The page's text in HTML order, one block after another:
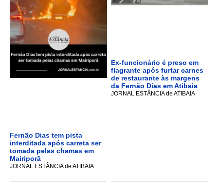
Fernão Dias tem pista
interditada após carreta ser
tomada pelas chamas em
Mairiporã
JORNAL ESTÂNCIA de ATIBAIA
Ex-funcionário é preso em
flagrante após furtar carnes
de restaurante às margens
da Fernão Dias em Atibaia
JORNAL ESTÂNCIA de ATIBAIA